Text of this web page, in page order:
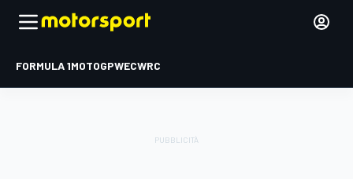
FORMULA 1MOTOGPWECWRC